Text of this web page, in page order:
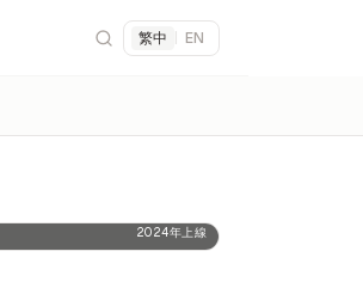
繁中 | EN
2024年上線